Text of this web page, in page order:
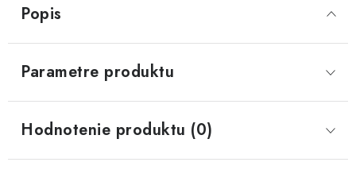
Popis
Parametre produktu
Hodnotenie produktu (0)